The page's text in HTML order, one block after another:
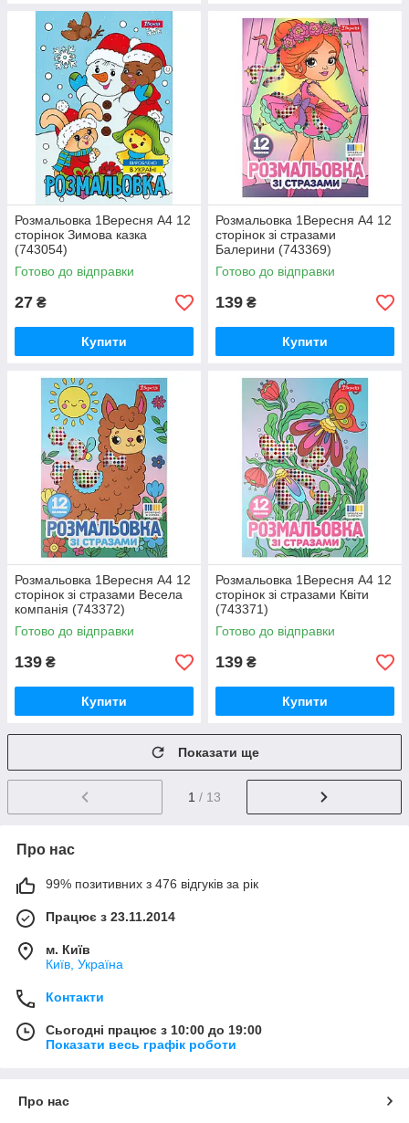
Розмальовка 1Вересня А4 12
сторінок Зимова казка
(743054)
Готово до відправки
27 ₴
Купити
Розмальовка 1Вересня А4 12
сторінок зі стразами
Балерини (743369)
Готово до відправки
139 ₴
Купити
Розмальовка 1Вересня А4 12
сторінок зі стразами Весела
компанія (743372)
Готово до відправки
139 ₴
Купити
Розмальовка 1Вересня А4 12
сторінок зі стразами Квіти
(743371)
Готово до відправки
139 ₴
Купити
Показати ще
1 / 13
Про нас
99% позитивних з 476 відгуків за рік
Працює з 23.11.2014
м. Київ
Київ, Україна
Контакти
Сьогодні працює з 10:00 до 19:00
Показати весь графік роботи
Про нас